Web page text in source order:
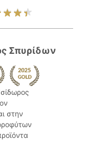
Σπυρίδων
στην